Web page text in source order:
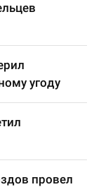
угоду
провел